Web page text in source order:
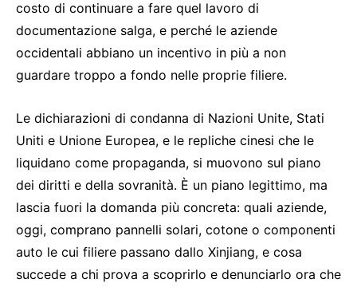
costo di continuare a fare quel lavoro di
documentazione salga, e perché le aziende
occidentali abbiano un incentivo in più a non
guardare troppo a fondo nelle proprie filiere.
Le dichiarazioni di condanna di Nazioni Unite, Stati
Uniti e Unione Europea, e le repliche cinesi che le
liquidano come propaganda, si muovono sul piano
dei diritti e della sovranità. È un piano legittimo, ma
lascia fuori la domanda più concreta: quali aziende,
oggi, comprano pannelli solari, cotone o componenti
auto le cui filiere passano dallo Xinjiang, e cosa
succede a chi prova a scoprirlo e denunciarlo ora che